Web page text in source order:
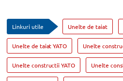
Linkuri utile Unelte de taiat
Unelte de taiat YATO Unelte
Unelte constructii YATO Unelte